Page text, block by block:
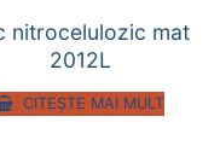
nitrocelulozic mat
2012L
CITEȘTE MAI MULT